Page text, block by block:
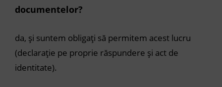
documentelor?
da, și suntem obligați să permitem acest lucru
(declarație pe proprie răspundere și act de
identitate).